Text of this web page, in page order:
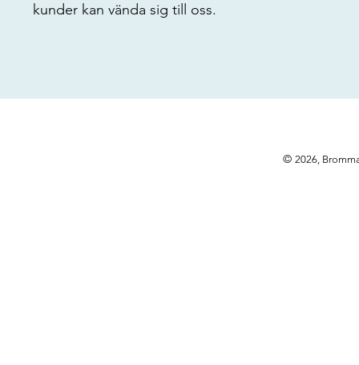
kunder kan vända sig till oss.
© 2026,